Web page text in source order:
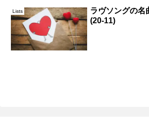
Lists
ラヴソングの名
(20-11)